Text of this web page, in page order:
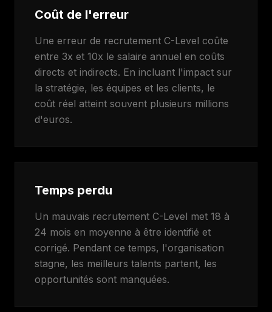
Coût de l'erreur
Une erreur de recrutement C-Level coûte
entre 3x et 10x le salaire annuel en coûts
directs et indirects. En incluant l'impact sur
la stratégie, les équipes et les clients, le
coût réel atteint souvent plusieurs millions
d'euros.
Temps perdu
Un mauvais recrutement C-Level met 18 à
24 mois en moyenne à être identifié et
corrigé. Pendant ce temps, l'organisation
stagne, les meilleurs talents partent, les
opportunités sont manquées.